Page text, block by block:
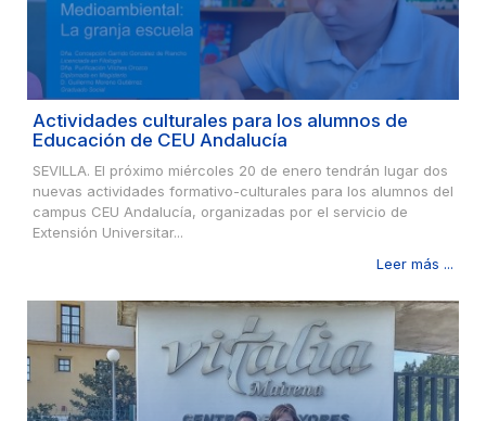
Actividades culturales para los alumnos de
Educación de CEU Andalucía
SEVILLA. El próximo miércoles 20 de enero tendrán lugar dos
nuevas actividades formativo-culturales para los alumnos del
campus CEU Andalucía, organizadas por el servicio de
Extensión Universitar...
Leer más ...